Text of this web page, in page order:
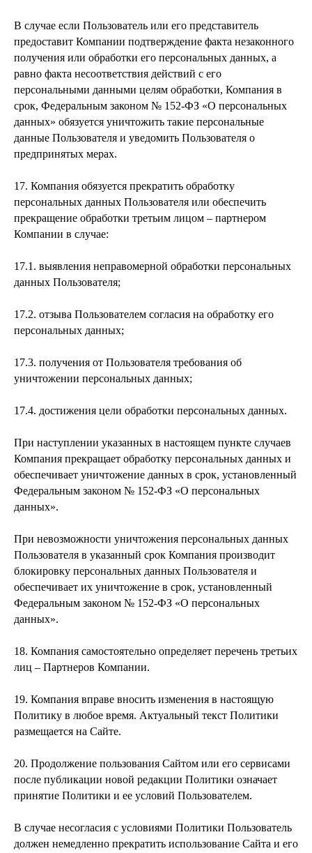
В случае если Пользователь или его представитель
предоставит Компании подтверждение факта незаконного
получения или обработки его персональных данных, а
равно факта несоответствия действий с его
персональными данными целям обработки, Компания в
срок, Федеральным законом № 152-ФЗ «О персональных
данных» обязуется уничтожить такие персональные
данные Пользователя и уведомить Пользователя о
предпринятых мерах.
17. Компания обязуется прекратить обработку
персональных данных Пользователя или обеспечить
прекращение обработки третьим лицом – партнером
Компании в случае:
17.1. выявления неправомерной обработки персональных
данных Пользователя;
17.2. отзыва Пользователем согласия на обработку его
персональных данных;
17.3. получения от Пользователя требования об
уничтожении персональных данных;
17.4. достижения цели обработки персональных данных.
При наступлении указанных в настоящем пункте случаев
Компания прекращает обработку персональных данных и
обеспечивает уничтожение данных в срок, установленный
Федеральным законом № 152-ФЗ «О персональных
данных».
При невозможности уничтожения персональных данных
Пользователя в указанный срок Компания производит
блокировку персональных данных Пользователя и
обеспечивает их уничтожение в срок, установленный
Федеральным законом № 152-ФЗ «О персональных
данных».
18. Компания самостоятельно определяет перечень третьих
лиц – Партнеров Компании.
19. Компания вправе вносить изменения в настоящую
Политику в любое время. Актуальный текст Политики
размещается на Сайте.
20. Продолжение пользования Сайтом или его сервисами
после публикации новой редакции Политики означает
принятие Политики и ее условий Пользователем.
В случае несогласия с условиями Политики Пользователь
должен немедленно прекратить использование Сайта и его